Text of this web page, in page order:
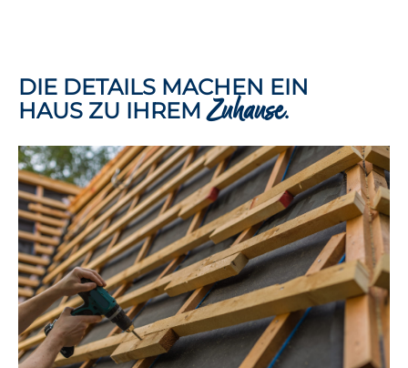
DIE DETAILS MACHEN EIN
HAUS ZU IHREMZuhause.